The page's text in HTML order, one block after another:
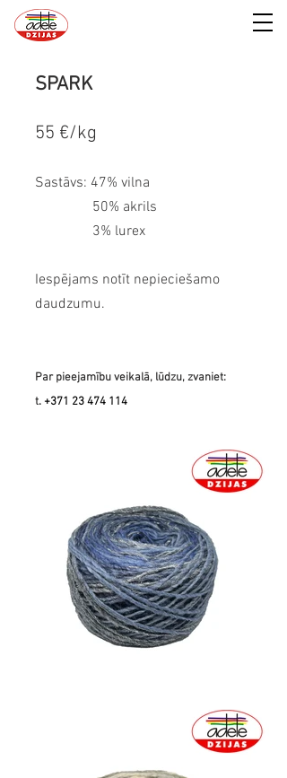
SPARK
55 €/kg
Sastāvs: 47% vilna
50% akrils
3% lurex
Iespējams notīt nepieciešamo
daudzumu.
Par pieejamību veikalā, lūdzu, zvaniet:
t. +371 23 474 114